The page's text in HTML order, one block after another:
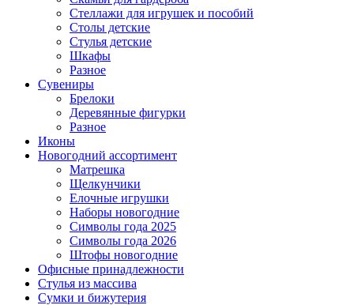
Стеллажи для игрушек и пособий
Столы детские
Стулья детские
Шкафы
Разное
Сувениры
Брелоки
Деревянные фигурки
Разное
Иконы
Новогодний ассортимент
Матрешка
Щелкунчики
Елочные игрушки
Наборы новогодние
Символы года 2025
Символы года 2026
Штофы новогодние
Офисные принадлежности
Стулья из массива
Сумки и бижутерия